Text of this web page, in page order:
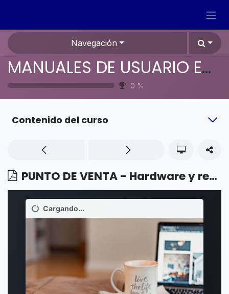
Navegación
MANUALES DE USUARIO EN ESPAÑOL ODOO 19
0 %
Contenido del curso
PUNTO DE VENTA - Hardware y red - Impresoras ePOS